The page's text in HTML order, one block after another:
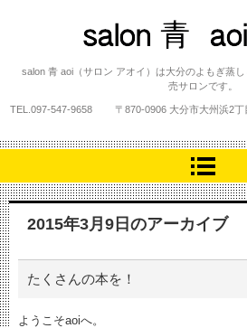
salon 青 aoi
salon 青 aoi（サロン アオイ）は大分のよもぎ蒸
売サロンです。
TEL. 097-547-9658 〒870-0906 大分市大州
2015年3月9日 のアーカイブ
たくさんの本を！
ようこそaoiへ。